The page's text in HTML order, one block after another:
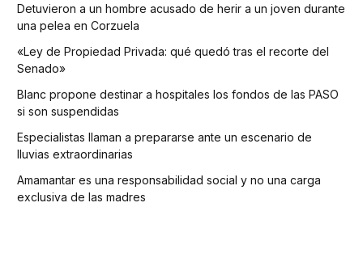
Detuvieron a un hombre acusado de herir a un joven durante
una pelea en Corzuela
«Ley de Propiedad Privada: qué quedó tras el recorte del
Senado»
Blanc propone destinar a hospitales los fondos de las PASO
si son suspendidas
Especialistas llaman a prepararse ante un escenario de
lluvias extraordinarias
Amamantar es una responsabilidad social y no una carga
exclusiva de las madres